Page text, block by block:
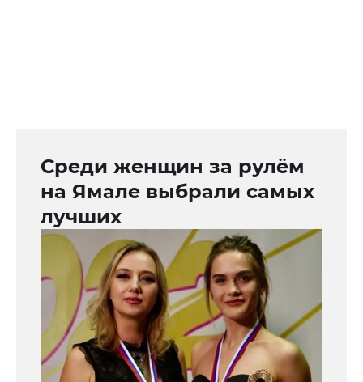
Среди женщин за рулём
на Ямале выбрали самых
лучших